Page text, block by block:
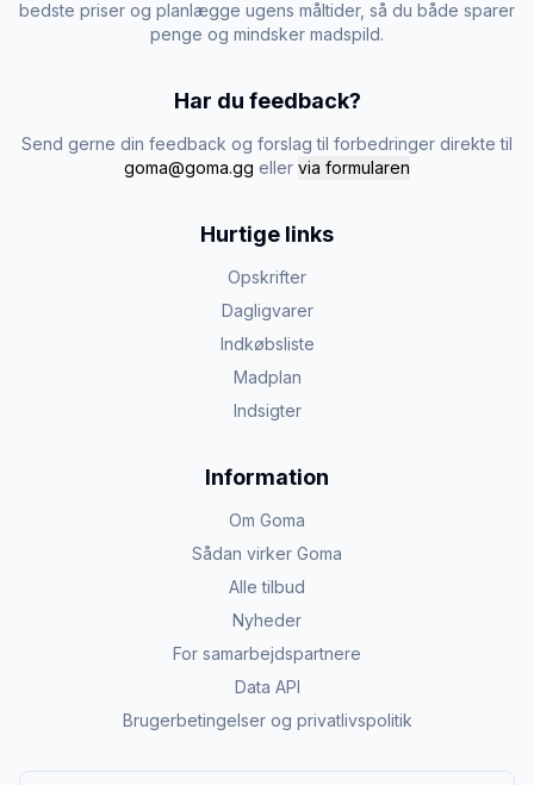
bedste priser og planlægge ugens måltider, så du både sparer
penge og mindsker madspild.
Har du feedback?
Send gerne din feedback og forslag til forbedringer direkte til
goma@goma.gg eller via formularen
Hurtige links
Opskrifter
Dagligvarer
Indkøbsliste
Madplan
Indsigter
Information
Om Goma
Sådan virker Goma
Alle tilbud
Nyheder
For samarbejdspartnere
Data API
Brugerbetingelser og privatlivspolitik